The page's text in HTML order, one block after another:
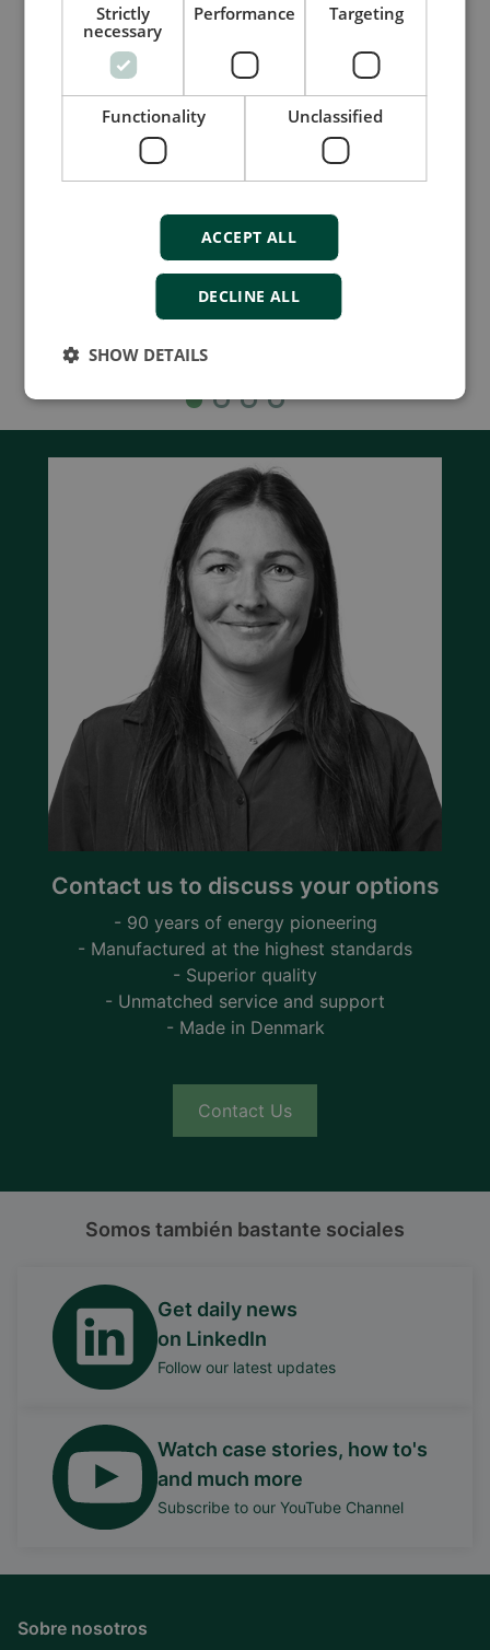
DBC-1
Características de protección
automática y electrónica
Rearranque automático después de
condiciones de falta
Relé de alarma
Compare product
More details
Contact us to discuss your options
- 90 years of energy pioneering
- Manufactured at the highest standards
- Superior quality
- Unmatched service and support
- Made in Denmark
Contact Us
Somos también bastante sociales
Get daily news
on LinkedIn
Follow our latest updates
Watch case stories, how to's
and much more
Subscribe to our YouTube Channel
Sobre nosotros
Strictly
necessary
Performance Targeting
Functionality Unclassified
ACCEPT ALL
DECLINE ALL
SHOW DETAILS